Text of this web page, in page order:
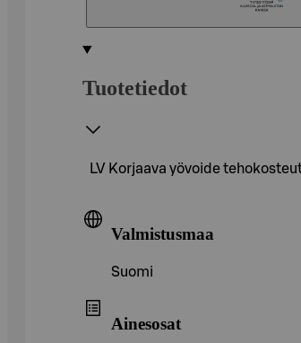
Tuotetiedot
LV Korjaava yövoide
Valmistusmaa
Suomi
Ainesosat